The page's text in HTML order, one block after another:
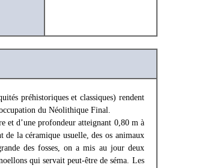
préhistoriques et classiques) rendent
du Néolithique Final.
et d’une profondeur atteignant 0,80 m à
la céramique usuelle, des os animaux
des fosses, on a mis au jour deux
qui servait peut-être de séma. Les